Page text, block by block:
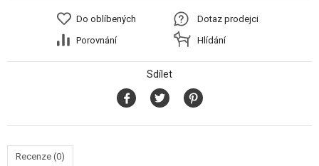
Do oblíbených
Porovnání
Dotaz prodejci
Hlídání
Sdílet
Recenze (0)